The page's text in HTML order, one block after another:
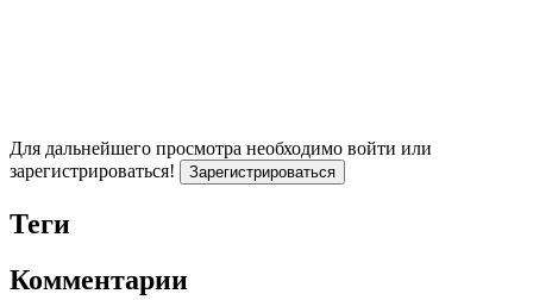
Для дальнейшего просмотра необходимо войти или
зарегистрироваться!
Зарегистрироваться
Теги
Комментарии